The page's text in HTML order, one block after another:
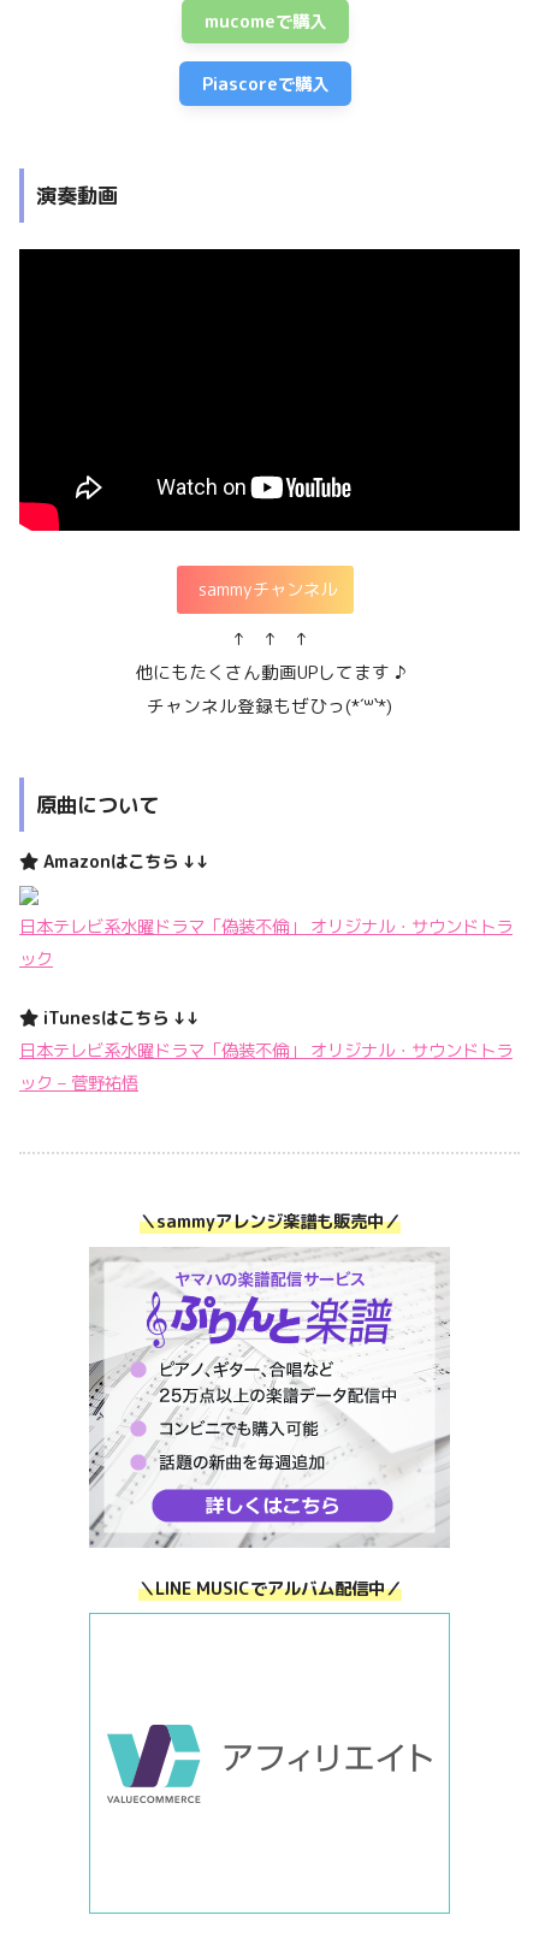
mucomeで購入
Piascoreで購入
演奏動画
sammyチャンネル
↑ ↑ ↑
他にもたくさん動画UPしてます ♪
チャンネル登録もぜひっ(*´꒳`*)
原曲について
Amazonはこちら ↓↓
日本テレビ系水曜ドラマ「偽装不倫」 オリジナル・サウンドトラ
ック
iTunesはこちら ↓↓
日本テレビ系水曜ドラマ「偽装不倫」 オリジナル・サウンドトラ
ック – 菅野祐悟
＼sammyアレンジ楽譜も販売中／
＼LINE MUSICでアルバム配信中／